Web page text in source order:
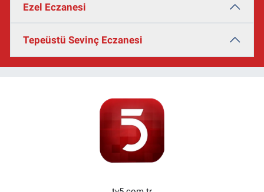
Ezel Eczanesi
Tepeüstü Sevinç Eczanesi